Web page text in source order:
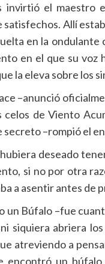
invirtió el maestro
satisfechos. Allí
en la ondulante
en el que su voz
la eleva sobre los
–anunció
celos de Viento
–rompió el
hubiera deseado
si no por otra
a asentir antes de
un Búfalo –fue
siquiera abriera
atreviendo a
encontró un